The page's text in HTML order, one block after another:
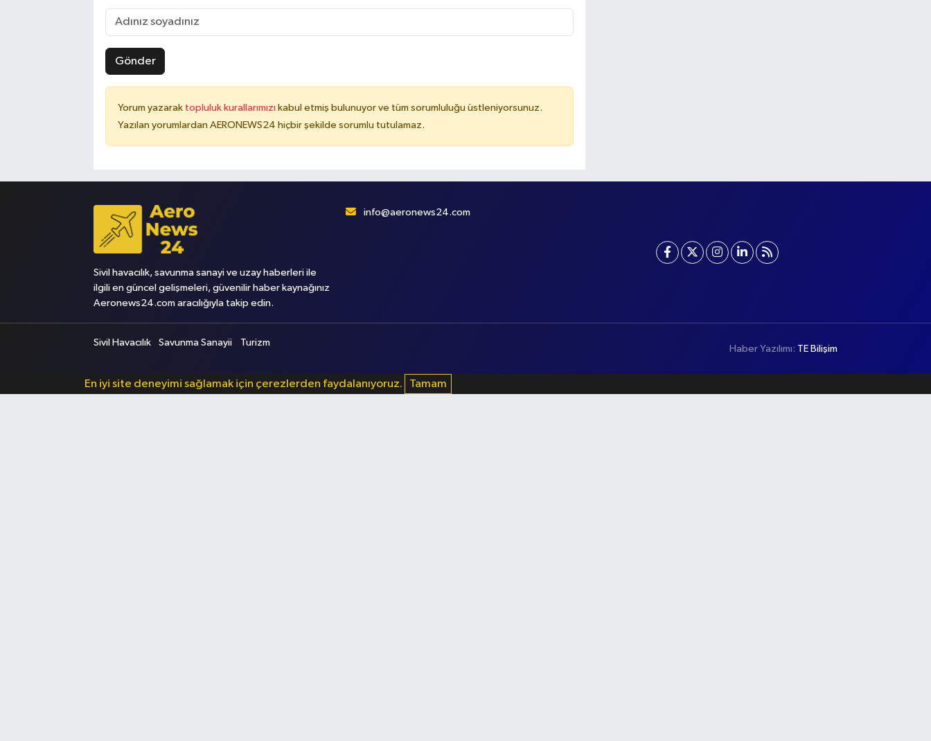
Gönder
Yorum yazarak topluluk kurallarımızı kabul etmiş bulunuyor ve tüm sorumluluğu üstleniyorsunuz.
Yazılan yorumlardan AERONEWS24 hiçbir şekilde sorumlu tutulamaz.
Sivil havacılık, savunma sanayi ve uzay haberleri ile
ilgili en güncel gelişmeleri, güvenilir haber kaynağınız
Aeronews24.com aracılığıyla takip edin.
info@aeronews24.com
Sivil Havacılık Savunma Sanayii Turizm
Haber Yazılımı: TE Bilişim
En iyi site deneyimi sağlamak için çerezlerden faydalanıyoruz. Tamam